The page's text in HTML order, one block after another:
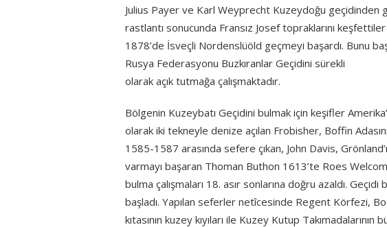
Julius Payer ve Karl Weyprecht Kuzeydoğu
rastlantı sonucunda Fransız Josef topraklarını
1878’de İsveçli Nordenslüöld geçmeyi başardı. Bunu
Rusya Federasyonu Buzkıranlar Geçidini sürekli
olarak açık tutmağa çalışmaktadır.
Bölgenin Kuzeybatı Geçidini bulmak için keşifler
olarak iki tekneyle denize açılan Frobisher, Boffin
1585-1587 arasında sefere çıkan, John Davis,
varmayı başaran Thoman Buthon 1613’te Roes
bulma çalışmaları 18. asır sonlarına doğru azaldı.
başladı. Yapılan seferler netîcesinde Regent Körfezi,
kıtasının kuzey kıyıları ile Kuzey Kutup Takımadalarının